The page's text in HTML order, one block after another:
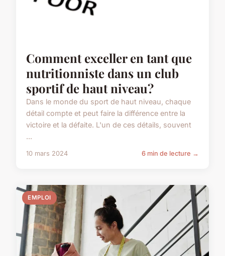
Comment exceller en tant que
nutritionniste dans un club
sportif de haut niveau?
Dans le monde du sport de haut niveau, chaque
détail compte et peut faire la différence entre la
victoire et la défaite. L'un de ces détails, souvent
...
10 mars 2024 6 min de lecture →
EMPLOI